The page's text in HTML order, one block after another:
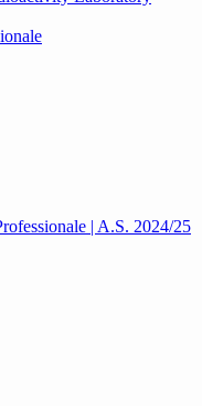
| A.S. 2024/25